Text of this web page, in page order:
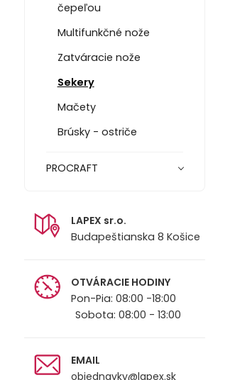
čepeľou
Multifunkčné nože
Zatváracie nože
Sekery
Mačety
Brúsky - ostriče
PROCRAFT
LAPEX sr.o.
Budapeštianska 8 Košice
OTVÁRACIE HODINY
Pon-Pia: 08:00 -18:00
Sobota: 08:00 - 13:00
EMAIL
objednavky@lapex.sk